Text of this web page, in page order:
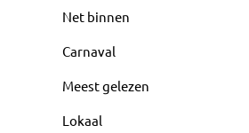
Net binnen
Carnaval
Meest gelezen
Lokaal